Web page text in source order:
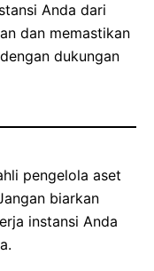
Anda dari
dan memastikan
dukungan
pengelola aset
biarkan
instansi Anda